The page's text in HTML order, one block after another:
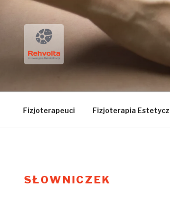
Fizjoterapeuci Fizjoterapia
SŁOWNICZEK